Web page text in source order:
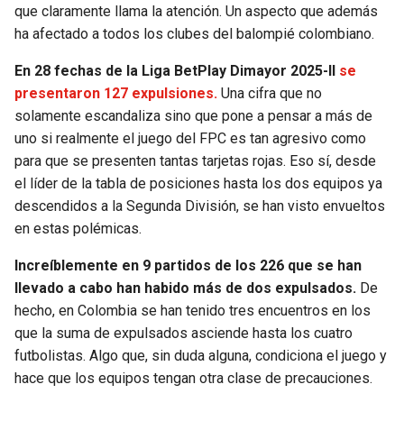
VIKINGS
FALCONS
PANTHERS
SAINTS
BUCCANEERS
THUNDER
TRAIL BLAZERS
JAZZ
que claramente llama la atención. Un aspecto que además
ha afectado a todos los clubes del balompié colombiano.
En 28 fechas de la Liga BetPlay Dimayor 2025-II se
presentaron 127 expulsiones. Una cifra que no
solamente escandaliza sino que pone a pensar a más de
uno si realmente el juego del FPC es tan agresivo como
para que se presenten tantas tarjetas rojas. Eso sí, desde
el líder de la tabla de posiciones hasta los dos equipos ya
descendidos a la Segunda División, se han visto envueltos
en estas polémicas.
Increíblemente en 9 partidos de los 226 que se han
llevado a cabo han habido más de dos expulsados. De
hecho, en Colombia se han tenido tres encuentros en los
que la suma de expulsados asciende hasta los cuatro
futbolistas. Algo que, sin duda alguna, condiciona el juego y
hace que los equipos tengan otra clase de precauciones.